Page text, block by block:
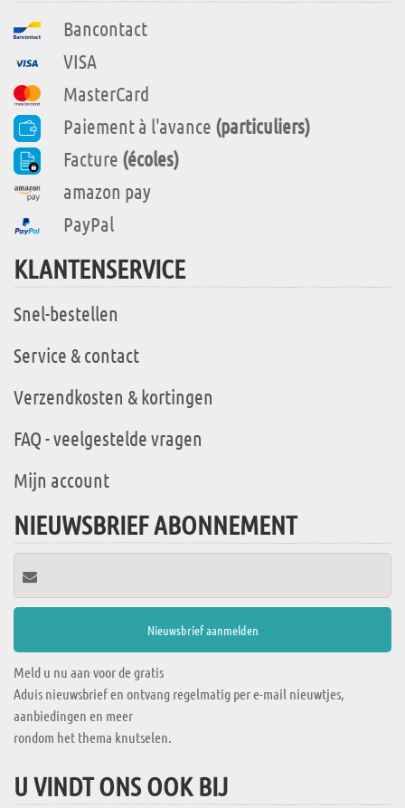
Bancontact
VISA
MasterCard
Paiement à l'avance (particuliers)
Facture (écoles)
amazon pay
PayPal
KLANTENSERVICE
Snel-bestellen
Service & contact
Verzendkosten & kortingen
FAQ - veelgestelde vragen
Mijn account
NIEUWSBRIEF ABONNEMENT
Meld u nu aan voor de gratis
Aduis nieuwsbrief en ontvang regelmatig per e-mail nieuwtjes,
aanbiedingen en meer
rondom het thema knutselen.
U VINDT ONS OOK BIJ